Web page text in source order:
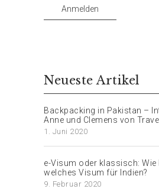
Anmelden
Neueste Artikel
Backpacking in Pakistan –
Anne und Clemens von
1. Juni 2020
e-Visum oder klassisch: Wie
welches Visum für Indien?
9. Februar 2020